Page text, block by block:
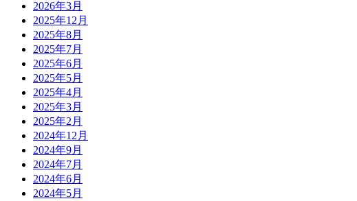
2026年3月
2025年12月
2025年8月
2025年7月
2025年6月
2025年5月
2025年4月
2025年3月
2025年2月
2024年12月
2024年9月
2024年7月
2024年6月
2024年5月